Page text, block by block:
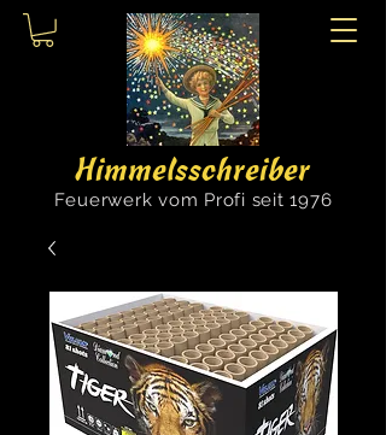
Himmelsschreiber
Feuerwerk vom Profi seit 1976